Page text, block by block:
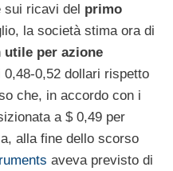
sui ricavi del primo
la società stima ora di
utile per azione
0,52 dollari rispetto
che, in accordo con i
a $ 0,49 per
alla fine dello scorso
aveva previsto di